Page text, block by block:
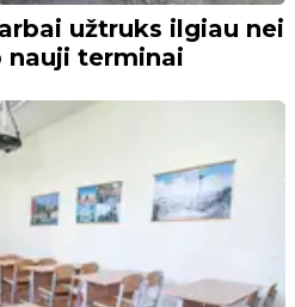
užtruks ilgiau nei
terminai